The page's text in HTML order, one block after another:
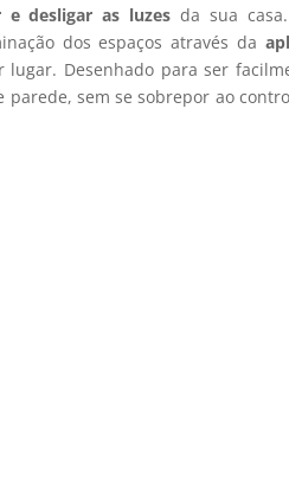
e desligar as luzes da sua
dos espaços através da
lugar. Desenhado para ser
sem se sobrepor ao